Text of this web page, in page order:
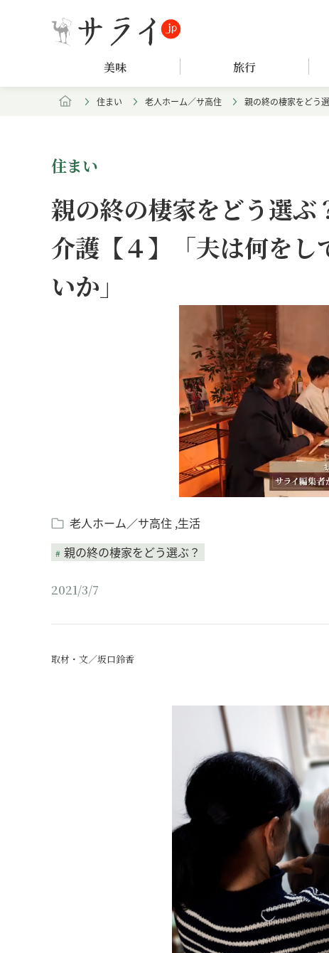
美味 旅行
住まい 老人ホーム／サ高住 親の終の棲家をどう
住まい
親の終の棲家をどう選
介護【４】「夫は何を
いか」
老人ホーム／サ高住 生活
親の終の棲家をどう選ぶ？
2021/3/7
取材・文／坂口鈴香